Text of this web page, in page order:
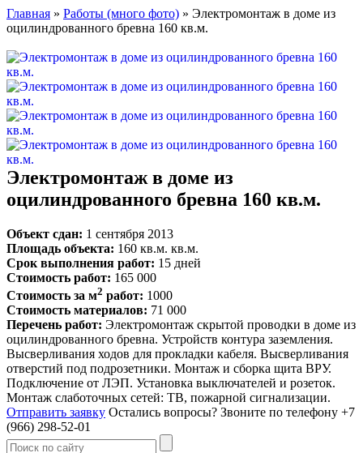
Главная » Работы (много фото) » Электромонтаж в доме из
оцилиндрованного бревна 160 кв.м.
Электромонтаж в доме из
оцилиндрованного бревна 160 кв.м.
Объект сдан: 1 сентября 2013
Площадь объекта: 160 кв.м. кв.м.
Срок выполнения работ: 15 дней
Стоимость работ: 165 000
Стоимость за м2 работ: 1000
Стоимость материалов: 71 000
Перечень работ: Электромонтаж скрытой проводки в доме из
оцилиндрованного бревна. Устройств контура заземления.
Высверливания ходов для прокладки кабеля. Высверливания
отверстий под подрозетники. Монтаж и сборка щита ВРУ.
Подключение от ЛЭП. Установка выключателей и розеток.
Монтаж слаботочных сетей: ТВ, пожарной сигнализации.
Отправить заявку Остались вопросы? Звоните по телефону +7
(966) 298-52-01